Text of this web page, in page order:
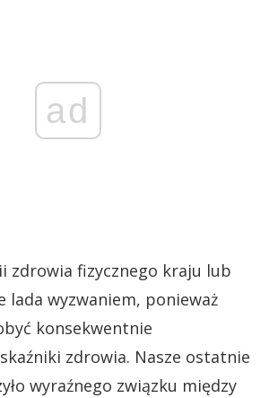
ad
zdrowia fizycznego kraju lub
lada wyzwaniem, ponieważ
konsekwentnie
zdrowia. Nasze ostatnie
wyraźnego związku między